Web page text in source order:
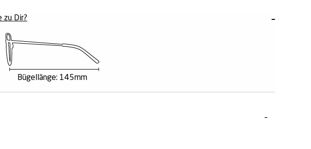
zu Dir?
Bügellänge: 145mm